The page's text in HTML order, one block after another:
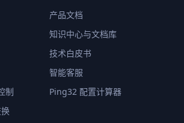
制
产品文档
知识中心与文档库
技术白皮书
智能客服
Ping32 配置计算器